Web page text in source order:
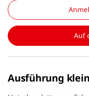
Auf
Ausführung klein